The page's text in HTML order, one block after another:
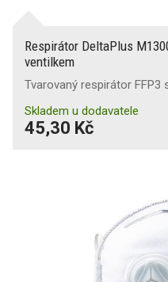
Respirátor DeltaPlus
ventilkem
Tvarovaný respirátor FFP3
Skladem u dodavatele
45,30 Kč